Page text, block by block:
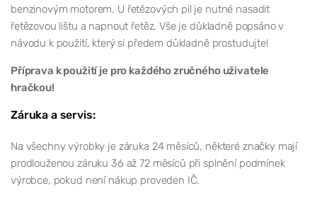
benzinovým motorem. U řetězových pil je nutné nasadit
řetězovou lištu a napnout řetěz. Vše je důkladně popsáno v
návodu k použití, který si předem důkladně prostudujte!
Příprava k použití je pro každého zručného uživatele
hračkou!
Záruka a servis:
Na všechny výrobky je záruka 24 měsíců, některé značky mají
prodlouženou záruku 36 až 72 měsíců při splnění podmínek
výrobce, pokud není nákup proveden IČ.